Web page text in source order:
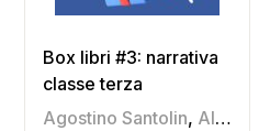
Alfredo Stagni,Anna Maria
Box libri #3: narrativa
classe terza
Agostino Santolin, Alessandra Jesi Soligoni